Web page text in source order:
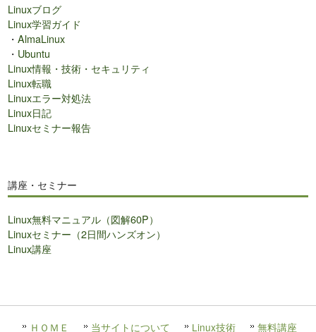
索
Linuxブログ
Linux学習ガイド
・AlmaLinux
・ Ubuntu
Linux情報・技術・セキュリティ
Linux転職
Linuxエラー対処法
Linux日記
Linuxセミナー報告
講座・セミナー
Linux無料マニュアル（図解60P）
Linuxセミナー（2日間ハンズオン）
Linux講座
ＨＯＭＥ 当サイトについて Linux技術 無料講座